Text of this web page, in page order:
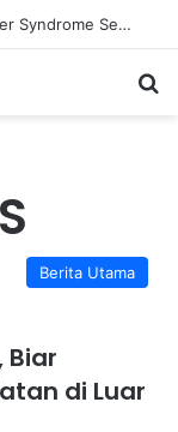
Cara Efektif Mengatasi Gejala Post Power Syndrome Setelah Pensiun Kerja
Berita Utama
Biar
di Luar